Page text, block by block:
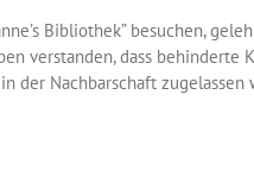
Bibliothek” besuchen,
verstanden, dass behinderte
der Nachbarschaft